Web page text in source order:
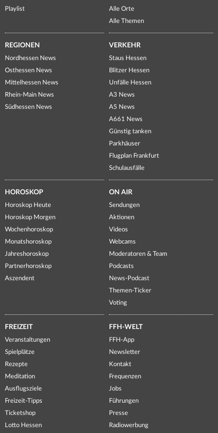
Playlist
Alle Orte
Alle Themen
REGIONEN
Nordhessen News
Osthessen News
Mittelhessen News
Rhein-Main News
Südhessen News
VERKEHR
Staus Hessen
Blitzer Hessen
Unfälle Hessen
A3 News
A5 News
A661 News
Günstig tanken
Parkhäuser
Flugplan Frankfurt
Schulausfälle
HOROSKOP
Horoskop Heute
Horoskop Morgen
Wochenhoroskop
Monatshoroskop
Jahreshoroskop
Partnerhoroskop
Aszendent
ON AIR
Sendungen
Aktionen
Videos
Webcams
Moderatoren & Team
Podcasts
News-Podcast
Themen-Ticker
Voting
FREIZEIT
Veranstaltungen
Spielplätze
Rezepte
Meditation
Ausflugsziele
Freizeit-Tipps
Ticketshop
Lotto Hessen
FFH-WELT
FFH-App
Newsletter
Kontakt
Frequenzen
Jobs
Führungen
Presse
Radiowerbung